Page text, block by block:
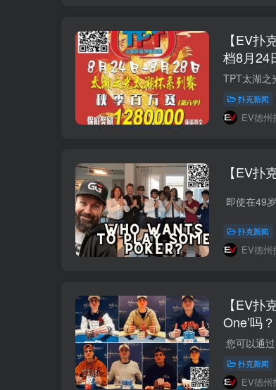
【EV
档8月24
扑克新闻
EV德州
【EV
扑克新闻
EV德州
【EV扑
One’吗？
扑克新闻
EV德州